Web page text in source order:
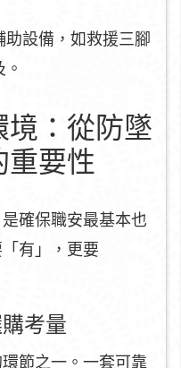
設備，如救援三腳
境：從防墜
重要性
確保職安最基本也
有」，更要
考量
節之一。一套可靠